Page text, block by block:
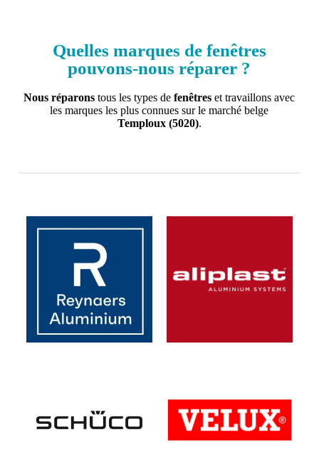
Quelles marques de fenêtres
pouvons-nous réparer ?
Nous réparons tous les types defenêtres et travaillons avec
les marques les plus connues sur le marché belge
Temploux(5020).